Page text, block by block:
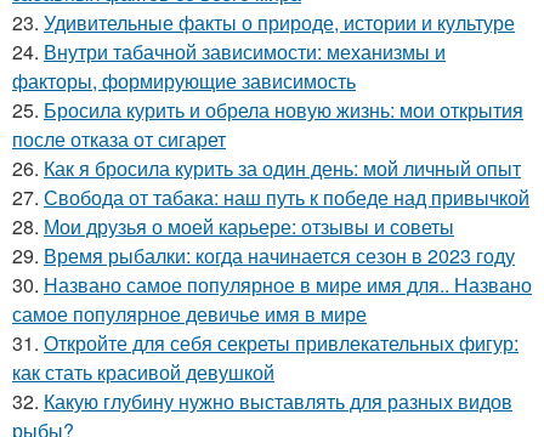
23. Удивительные факты о природе, истории и культуре
24. Внутри табачной зависимости: механизмы и
факторы, формирующие зависимость
25. Бросила курить и обрела новую жизнь: мои открытия
после отказа от сигарет
26. Как я бросила курить за один день: мой личный опыт
27. Свобода от табака: наш путь к победе над привычкой
28. Мои друзья о моей карьере: отзывы и советы
29. Время рыбалки: когда начинается сезон в 2023 году
30. Названо самое популярное в мире имя для.. Названо
самое популярное девичье имя в мире
31. Откройте для себя секреты привлекательных фигур:
как стать красивой девушкой
32. Какую глубину нужно выставлять для разных видов
рыбы?